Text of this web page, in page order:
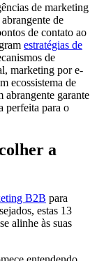
de marketing
de
de contato ao
estratégias de
de
marketing por e-
ecossistema de
abrangente garante
perfeita para o
a
B2B para
estas 13
alinhe às suas